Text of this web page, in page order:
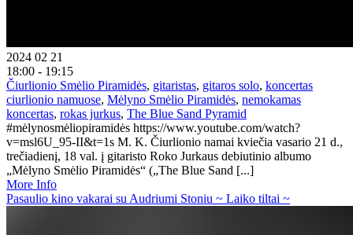
2024 02 21
18:00 - 19:15
Čiurlionio Smėlio Piramidės, gitaristas, gitaros solo, koncertas
ciurlionio namuose, Mėlyno Smėlio Piramidės, nemokamas
koncertas, rokas jurkus, The Blue Sand Pyramid
#mėlynosmėliopiramidės https://www.youtube.com/watch?
v=msl6U_95-II&t=1s M. K. Čiurlionio namai kviečia vasario 21 d.,
trečiadienį, 18 val. į gitaristo Roko Jurkaus debiutinio albumo
„Mėlyno Smėlio Piramidės“ („The Blue Sand [...]
More Info
Pasaulio kino vakarai su Audriumi Stoniu ~ Laiko tiltai ~